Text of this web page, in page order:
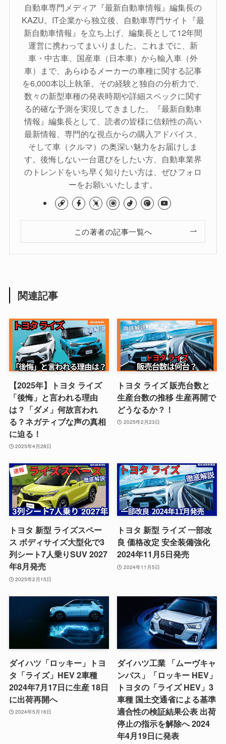
自動車専門メディア『最新自動車情報』編集長の
KAZU。IT企業から独立後、自動車専門サイト『最
新自動車情報』を立ち上げ、編集長として12年間
運営に携わってまいりました。これまでに、新
車・中古車、国産車（日本車）から輸入車（外
車）まで、あらゆるメーカーの車種に関する記事
を6,000本以上執筆。その経験と独自の分析力で、
数々の新型車種の発表時期や詳細スペックに関す
る的確な予測を実現してきました。『最新自動車
情報』編集長として、読者の皆様に信頼性の高い
最新情報、専門的な視点からの購入アドバイス、
そして車（クルマ）の奥深い魅力をお届けしま
す。後悔しない一台選びをしたい方、自動車業界
のトレンドをいち早く知りたい方は、ぜひフォロ
ーをお願いいたします。
この著者の記事一覧へ
関連記事
【2025年】トヨタ ライズ
「後悔」と言われる理由
は？「ダメ」何故言われ
る？ネガティブな声の真相
に迫る！
2025年4月28日
トヨタ ライズ 販売台数と
生産台数の推移 生産再開で
どうなるか？！
2025年2月23日
トヨタ 新型 ライズスペー
ス ボディサイズ大型化で3
列シート7人乗りSUV 2027
年8月発売
2025年2月15日
トヨタ 新型 ライズ 一部改
良 価格改定 安全装備強化
2024年11月5日発売
2024年11月5日
ダイハツ「ロッキー」トヨ
タ「ライズ」HEV 2車種
2024年7月17日に生産 18日
に出荷再開へ
2024年5月16日
ダイハツ工業 「ムーヴキャ
ンバス」「ロッキー HEV」
トヨタの「ライズ HEV」3
車種 国土交通省による基準
適合性の検証結果公表 出荷
停止の指示を解除へ 2024
年4月19日に発表